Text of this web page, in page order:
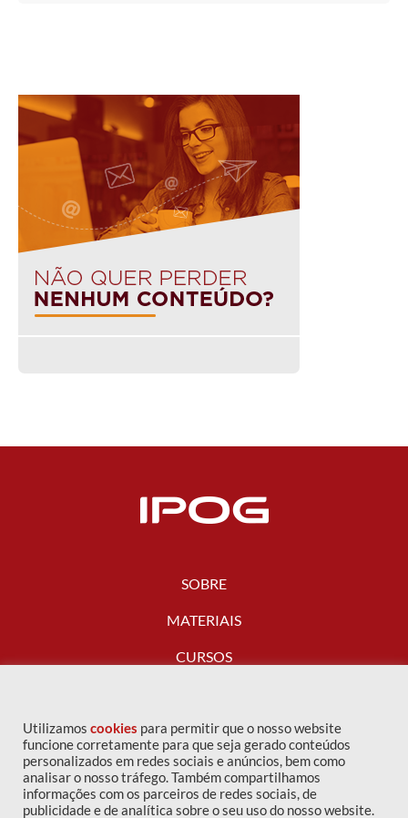
SOBRE
MATERIAIS
CURSOS
FALE CONOSCO
Utilizamos cookies para permitir que o nosso website
funcione corretamente para que seja gerado conteúdos
personalizados em redes sociais e anúncios, bem como
analisar o nosso tráfego. Também compartilhamos
informações com os parceiros de redes sociais, de
publicidade e de analítica sobre o seu uso do nosso website.